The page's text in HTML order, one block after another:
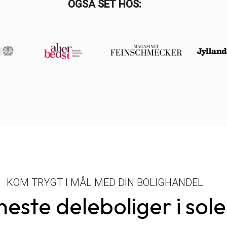
OGSÅ SET HOS:
KOM TRYGT I MÅL MED DIN BOLIGHANDEL
deleboliger i